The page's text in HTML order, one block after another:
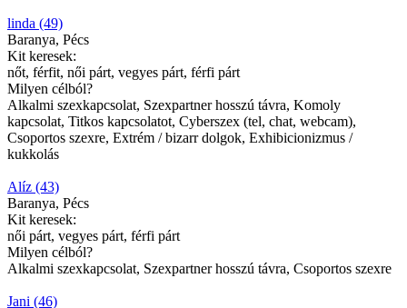
linda (49)
Baranya, Pécs
Kit keresek:
nőt, férfit, női párt, vegyes párt, férfi párt
Milyen célból?
Alkalmi szexkapcsolat, Szexpartner hosszú távra, Komoly
kapcsolat, Titkos kapcsolatot, Cyberszex (tel, chat, webcam),
Csoportos szexre, Extrém / bizarr dolgok, Exhibicionizmus /
kukkolás
Alíz (43)
Baranya, Pécs
Kit keresek:
női párt, vegyes párt, férfi párt
Milyen célból?
Alkalmi szexkapcsolat, Szexpartner hosszú távra, Csoportos szexre
Jani (46)